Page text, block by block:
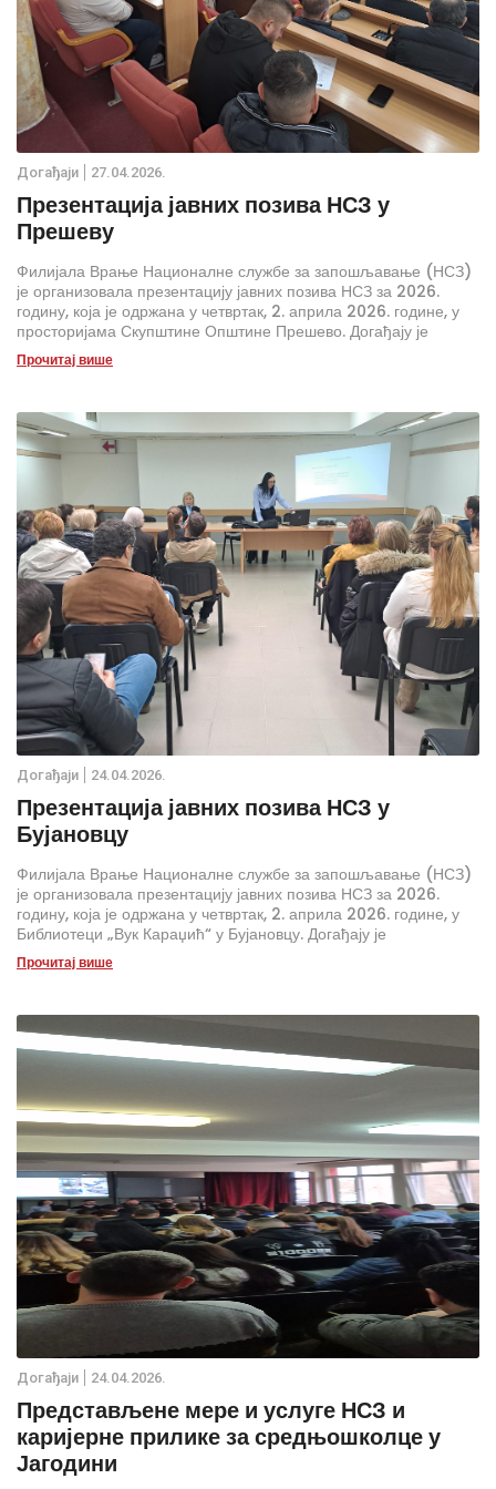
Дoгађаjи 27.04.2026.
Презентација јавних позива НСЗ у
Прешеву
Филијала Врање Националне службе за запошљавање (НСЗ)
је организовала презентацију јавних позива НСЗ за 2026.
годину, која је одржана у четвртак, 2. априла 2026. године, у
просторијама Скупштине Општине Прешево. Догађају је
присуствовало око 60 представника привредних друштава и
предузетника са територије Бујановца.
Прочитај више
Дoгађаjи 24.04.2026.
Презентација јавних позива НСЗ у
Бујановцу
Филијала Врање Националне службе за запошљавање (НСЗ)
је организовала презентацију јавних позива НСЗ за 2026.
годину, која је одржана у четвртак, 2. априла 2026. године, у
Библиотеци „Вук Караџић“ у Бујановцу. Догађају је
присуствовало око 50 представника привредних друштава и
предузетника са територије Бујановца.
Прочитај више
Дoгађаjи 24.04.2026.
Представљене мере и услуге НСЗ и
каријерне прилике за средњошколце у
Јагодини